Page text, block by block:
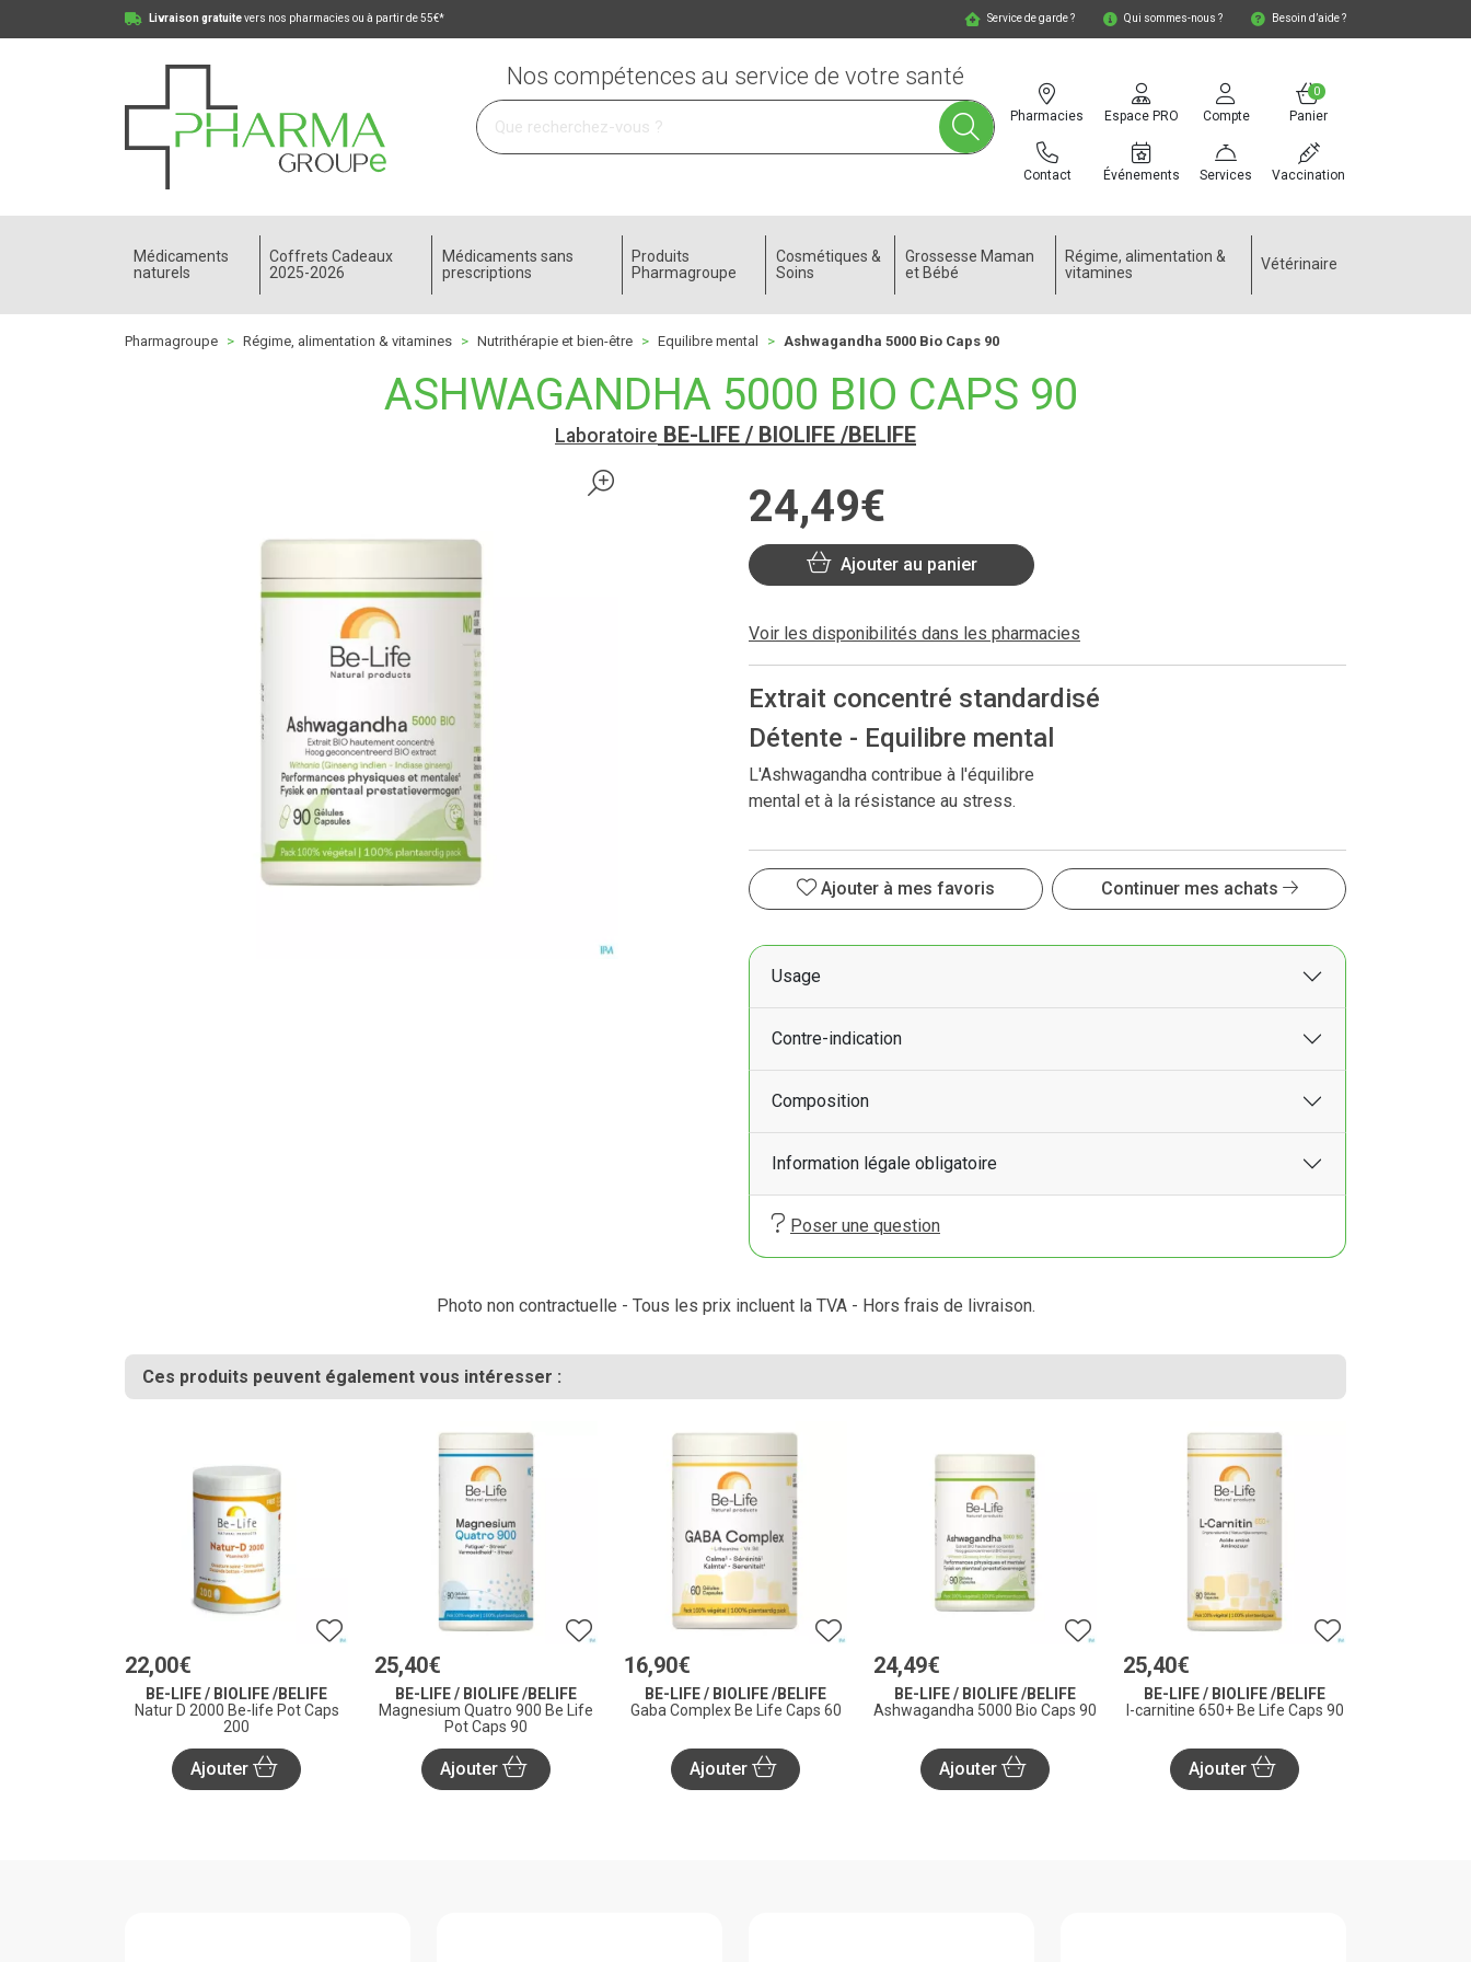
Livraison gratuitevers nos pharmacies ou à partir de 55€* Service de garde ? Qui sommes-nous ? Besoin d’aide ?
Pharmagroupe Votre pharmacie en ligne à votre service
Pharmacies
Contact
Espace PRO
Événements
Compte
Services
Panier
0
Vaccination
Nos compétences au service de votre santé
Médicaments
naturels
Coffrets Cadeaux
2025-2026
Médicaments sans
prescriptions
Produits
Pharmagroupe
Cosmétiques &
Soins
Grossesse Maman
et Bébé
Régime, alimentation &
vitamines
Vétérinaire
Pharmagroupe Régime, alimentation & vitamines Nutrithérapie et bien-être Equilibre mental Ashwagandha 5000 Bio Caps 90
ASHWAGANDHA 5000 BIO CAPS 90
Laboratoire BE-LIFE / BIOLIFE /BELIFE
24,49€
Ajouter au panier
Voir les disponibilités dans les pharmacies
Extrait concentré standardisé
Détente - Equilibre mental
L'Ashwagandha contribue à l'équilibre
mental et à la résistance au stress.
Ajouter à mes favoris Continuer mes achats
Usage
Contre-indication
Composition
Information légale obligatoire
Poser une question
Photo non contractuelle - Tous les prix incluent la TVA - Hors frais de livraison.
Ces produits peuvent également vous intéresser :
22,00€
BE-LIFE / BIOLIFE /BELIFE
Natur D 2000 Be-life Pot Caps
200
Ajouter
25,40€
BE-LIFE / BIOLIFE /BELIFE
Magnesium Quatro 900 Be Life
Pot Caps 90
Ajouter
16,90€
BE-LIFE / BIOLIFE /BELIFE
Gaba Complex Be Life Caps 60
Ajouter
24,49€
BE-LIFE / BIOLIFE /BELIFE
Ashwagandha 5000 Bio Caps 90
Ajouter
25,40€
BE-LIFE / BIOLIFE /BELIFE
l-carnitine 650+ Be Life Caps 90
Ajouter